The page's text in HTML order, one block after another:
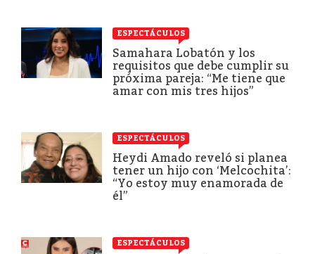
ESPECTÁCULOS
Samahara Lobatón y los
requisitos que debe cumplir su
próxima pareja: “Me tiene que
amar con mis tres hijos”
ESPECTÁCULOS
Heydi Amado reveló si planea
tener un hijo con ‘Melcochita’:
“Yo estoy muy enamorada de
él”
ESPECTÁCULOS